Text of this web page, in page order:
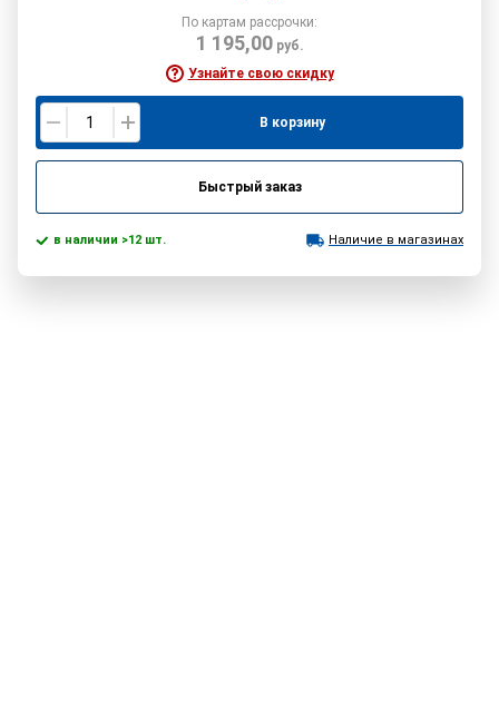
По картам рассрочки:
1 195,00руб.
Узнайте свою скидку
В корзину
Быстрый заказ
в наличии >12 шт. Наличие в магазинах